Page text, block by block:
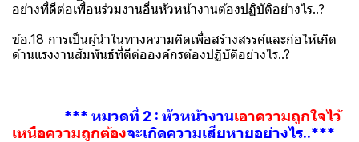
อย่างที่ดีต่อเพื่อนร่วมงานอื่นหัวหน้างานต้องปฏิบัติอย่างไร..?
ข้อ.18 การเป็นผู้นำในทางความคิดเพื่อสร้างสรรค์และก่อให้เกิด
ด้านแรงงานสัมพันธ์ที่ดีต่อองค์กรต้องปฏิบัติอย่างไร..?
*** หมวดที่ 2 : หัวหน้างานเอาความถูกใจไว้
เหนือความถูกต้องจะเกิดความเสียหายอย่างไร..***